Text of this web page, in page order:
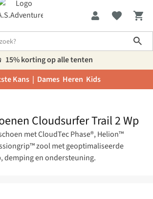
15% korting op alle tenten
Kans | Dames Heren Kids
Cloudsurfer Trail 2 Wp
met CloudTec Phase®, Helion™
zool met geoptimaliseerde
demping en ondersteuning.